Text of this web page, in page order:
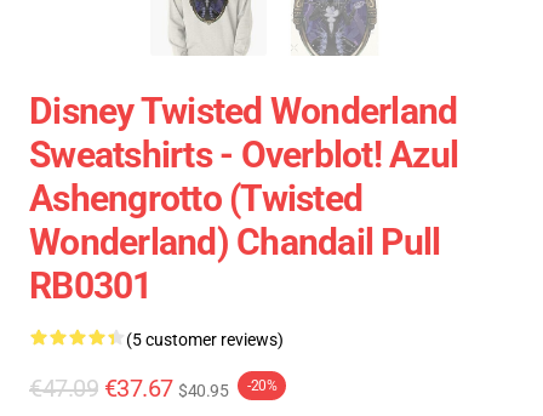
Disney Twisted Wonderland
Sweatshirts - Overblot! Azul
Ashengrotto (Twisted
Wonderland) Chandail Pull
RB0301
(5 customer reviews)
€47.09 €37.67 $40.95 -20%